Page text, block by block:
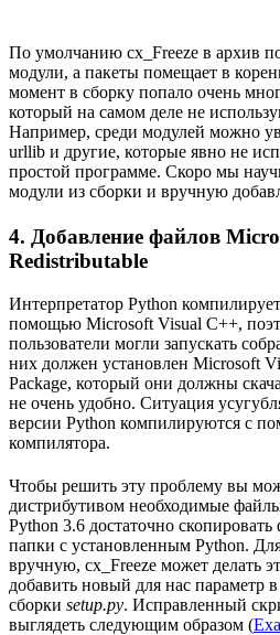
По умолчанию cx_Freeze в архив
модули, а пакеты помещает в
момент в сборку попало очень
который на самом деле не
Например, среди модулей можно
urllib и другие, которые явно не
простой программе. Скоро мы
модули из сборки и вручную
4. Добавление файлов
Redistributable
Интерпретатор Python
помощью Microsoft Visual C++,
пользователи могли запускать
них должен установлен Microsoft
Package, который они должны
не очень удобно. Ситуация
версии Python компилируются с
компилятора.
Чтобы решить эту проблему вы
дистрибутивом необходимые
Python 3.6 достаточно скопировать
папки с установленным Python.
вручную, cx_Freeze может делать
добавить новый для нас параметр
сборки setup.py. Исправленный
выглядеть следующим образом (